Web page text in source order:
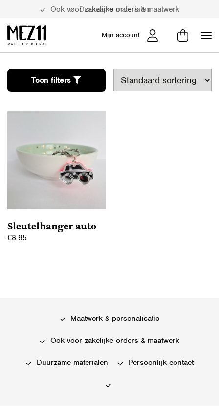
Ook voor zakelijke orders & maatwerk
Duurzame materialen
Mijn account
Toon filters
Sleutelhanger auto
€8.95
Maatwerk & personalisatie
Ook voor zakelijke orders & maatwerk
Duurzame materialen Persoonlijk contact